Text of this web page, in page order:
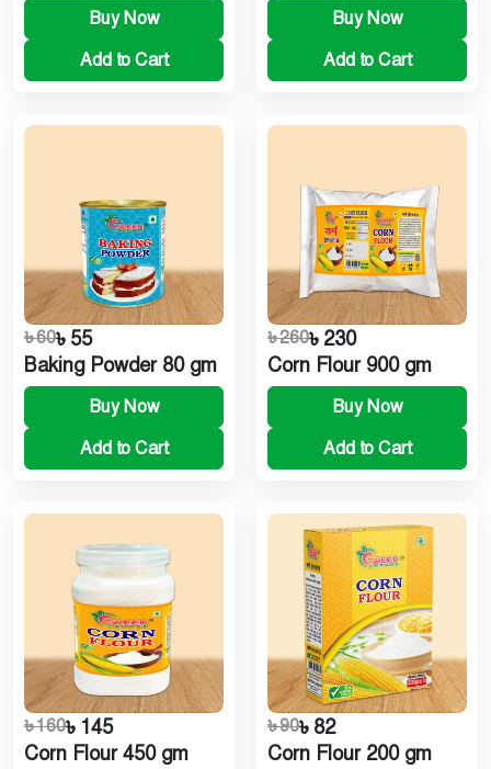
Buy Now
Add to Cart
Buy Now
Add to Cart
৳ 60৳ 55
Baking Powder 80 gm
Buy Now
Add to Cart
৳ 260৳ 230
Corn Flour 900 gm
Buy Now
Add to Cart
৳ 160৳ 145
Corn Flour 450 gm
৳ 90৳ 82
Corn Flour 200 gm